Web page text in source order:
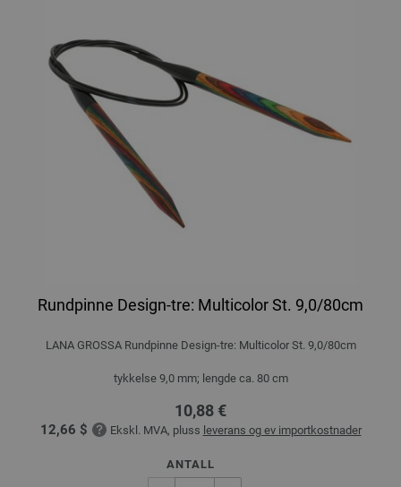
Rundpinne Design-tre: Multicolor St. 9,0/80cm
LANA GROSSA Rundpinne Design-tre: Multicolor St. 9,0/80cm
tykkelse 9,0 mm; lengde ca. 80 cm
10,88 €
12,66 $ Ekskl. MVA, pluss leverans og ev importkostnader
ANTALL